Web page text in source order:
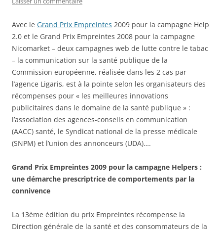
Avec le Grand Prix Empreintes 2009 pour la campagne Help
2.0 et le Grand Prix Empreintes 2008 pour la campagne
Nicomarket – deux campagnes web de lutte contre le tabac
– la communication sur la santé publique de la
Commission européenne, réalisée dans les 2 cas par
l’agence Ligaris, est à la pointe selon les organisateurs des
récompenses pour « les meilleures innovations
publicitaires dans le domaine de la santé publique » :
l’association des agences-conseils en communication
(AACC) santé, le Syndicat national de la presse médicale
(SNPM) et l’union des annonceurs (UDA)….
Grand Prix Empreintes 2009 pour la campagne Helpers :
une démarche prescriptrice de comportements par la
connivence
La 13ème édition du prix Empreintes récompense la
Direction générale de la santé et des consommateurs de la